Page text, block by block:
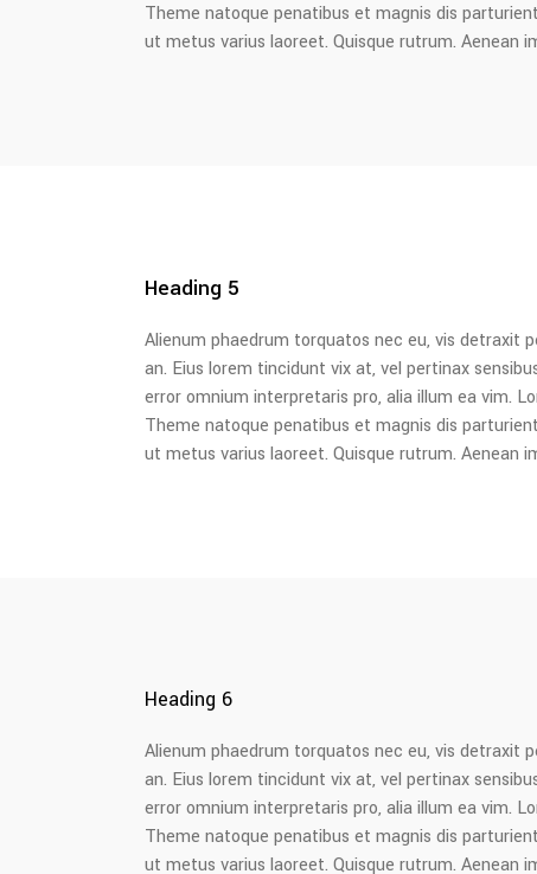
Theme natoque penatibus et magnis dis
ut metus varius laoreet. Quisque rutrum. Aenean
Heading 5
Alienum phaedrum torquatos nec eu, vis detraxit
an. Eius lorem tincidunt vix at, vel pertinax
error omnium interpretaris pro, alia illum ea vim.
Theme natoque penatibus et magnis dis
ut metus varius laoreet. Quisque rutrum. Aenean
Heading 6
Alienum phaedrum torquatos nec eu, vis detraxit
an. Eius lorem tincidunt vix at, vel pertinax
error omnium interpretaris pro, alia illum ea vim.
Theme natoque penatibus et magnis dis
ut metus varius laoreet. Quisque rutrum. Aenean